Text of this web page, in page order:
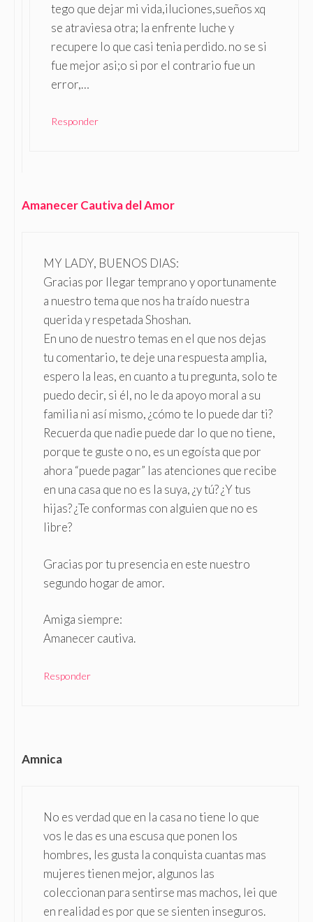
tego que dejar mi vida,iluciones,sueños xq
se atraviesa otra; la enfrente luche y
recupere lo que casi tenia perdido. no se si
fue mejor asi;o si por el contrario fue un
error,…
Responder
Amanecer Cautiva del Amor
MY LADY, BUENOS DIAS:
Gracias por llegar temprano y oportunamente
a nuestro tema que nos ha traído nuestra
querida y respetada Shoshan.
En uno de nuestro temas en el que nos dejas
tu comentario, te deje una respuesta amplia,
espero la leas, en cuanto a tu pregunta, solo te
puedo decir, si él, no le da apoyo moral a su
familia ni así mismo, ¿cómo te lo puede dar ti?
Recuerda que nadie puede dar lo que no tiene,
porque te guste o no, es un egoísta que por
ahora “puede pagar” las atenciones que recibe
en una casa que no es la suya, ¿y tú? ¿Y tus
hijas? ¿Te conformas con alguien que no es
libre?
Gracias por tu presencia en este nuestro
segundo hogar de amor.
Amiga siempre:
Amanecer cautiva.
Responder
Amnica
No es verdad que en la casa no tiene lo que
vos le das es una escusa que ponen los
hombres, les gusta la conquista cuantas mas
mujeres tienen mejor, algunos las
coleccionan para sentirse mas machos, lei que
en realidad es por que se sienten inseguros.